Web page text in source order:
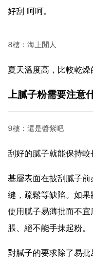
好刮 呵呵。
8樓：海上閒人
夏天溫度高，比較乾燥
上膩子粉需要注意
9樓：還是醬紫吧
刮好的膩子就能保持較
基層表面在披刮膩子
縫，疏鬆等缺陷。如
使用膩子易薄批而不
脹、絕不能手抹起粉。
對膩子的要求除了易